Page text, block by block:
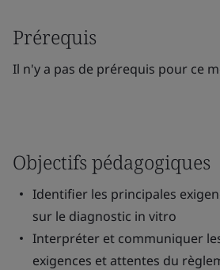
Prérequis
Il n'y a pas de prérequis pour ce
Objectifs pédagogiques
Identifier les principales
sur le diagnostic in vitro
Interpréter et communiquer
exigences et attentes du